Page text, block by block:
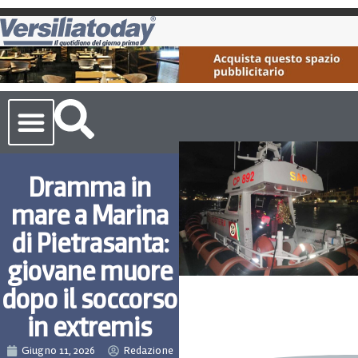
Dramma in
mare a Marina
di Pietrasanta:
giovane muore
dopo il soccorso
in extremis
Giugno 11, 2026 Redazione